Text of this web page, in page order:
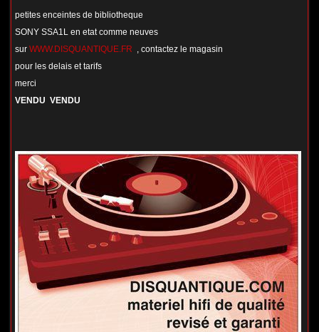
petites enceintes de bibliotheque
SONY SSA1L en etat comme neuves
sur WWW.DISQUANTIQUE.FR , contactez le magasin
pour les delais et tarifs
merci
VENDU VENDU